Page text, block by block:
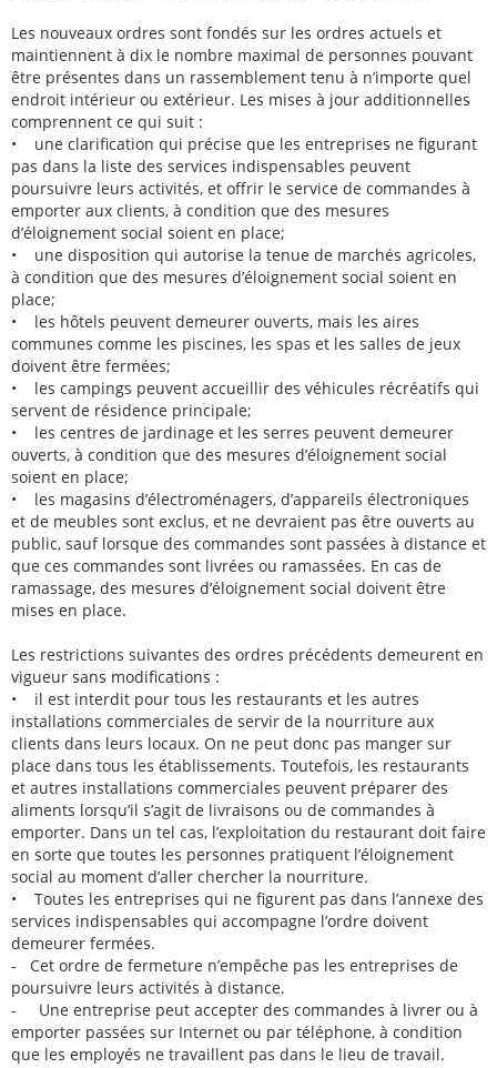
Les nouveaux ordres sont fondés sur les ordres actuels et
maintiennent à dix le nombre maximal de personnes pouvant
être présentes dans un rassemblement tenu à n’importe quel
endroit intérieur ou extérieur. Les mises à jour additionnelles
comprennent ce qui suit :
• une clarification qui précise que les entreprises ne figurant
pas dans la liste des services indispensables peuvent
poursuivre leurs activités, et offrir le service de commandes à
emporter aux clients, à condition que des mesures
d’éloignement social soient en place;
• une disposition qui autorise la tenue de marchés agricoles,
à condition que des mesures d’éloignement social soient en
place;
• les hôtels peuvent demeurer ouverts, mais les aires
communes comme les piscines, les spas et les salles de jeux
doivent être fermées;
• les campings peuvent accueillir des véhicules récréatifs qui
servent de résidence principale;
• les centres de jardinage et les serres peuvent demeurer
ouverts, à condition que des mesures d’éloignement social
soient en place;
• les magasins d’électroménagers, d’appareils électroniques
et de meubles sont exclus, et ne devraient pas être ouverts au
public, sauf lorsque des commandes sont passées à distance et
que ces commandes sont livrées ou ramassées. En cas de
ramassage, des mesures d’éloignement social doivent être
mises en place.
Les restrictions suivantes des ordres précédents demeurent en
vigueur sans modifications :
• il est interdit pour tous les restaurants et les autres
installations commerciales de servir de la nourriture aux
clients dans leurs locaux. On ne peut donc pas manger sur
place dans tous les établissements. Toutefois, les restaurants
et autres installations commerciales peuvent préparer des
aliments lorsqu’il s’agit de livraisons ou de commandes à
emporter. Dans un tel cas, l’exploitation du restaurant doit faire
en sorte que toutes les personnes pratiquent l’éloignement
social au moment d’aller chercher la nourriture.
• Toutes les entreprises qui ne figurent pas dans l’annexe des
services indispensables qui accompagne l’ordre doivent
demeurer fermées.
- Cet ordre de fermeture n’empêche pas les entreprises de
poursuivre leurs activités à distance.
- Une entreprise peut accepter des commandes à livrer ou à
emporter passées sur Internet ou par téléphone, à condition
que les employés ne travaillent pas dans le lieu de travail.